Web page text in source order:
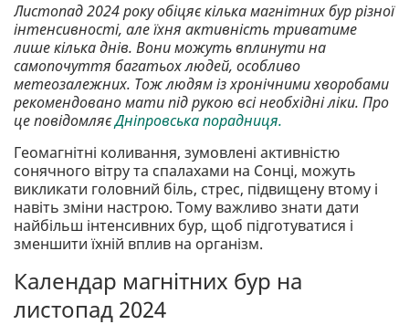
Листопад 2024 року обіцяє кілька магнітних бур різної
інтенсивності, але їхня активність триватиме
лише кілька днів. Вони можуть вплинути на
самопочуття багатьох людей, особливо
метеозалежних. Тож людям із хронічними хворобами
рекомендовано мати під рукою всі необхідні ліки. Про
це повідомляєДніпровська порадниця.
Геомагнітні коливання, зумовлені активністю
сонячного вітру та спалахами на Сонці, можуть
викликати головний біль, стрес, підвищену втому і
навіть зміни настрою. Тому важливо знати дати
найбільш інтенсивних бур, щоб підготуватися і
зменшити їхній вплив на організм.
Календар магнітних бур на
листопад 2024